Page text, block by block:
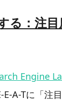
る：注
Engine
A-Tに「注